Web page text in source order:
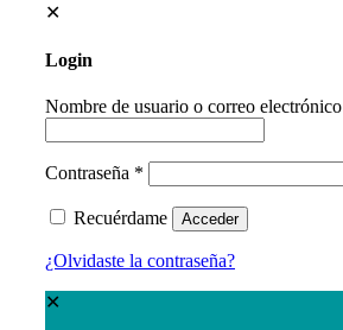
✕
Login
Nombre de usuario o correo electrónico
Contraseña *
Recuérdame Acceder
¿Olvidaste la contraseña?
✕